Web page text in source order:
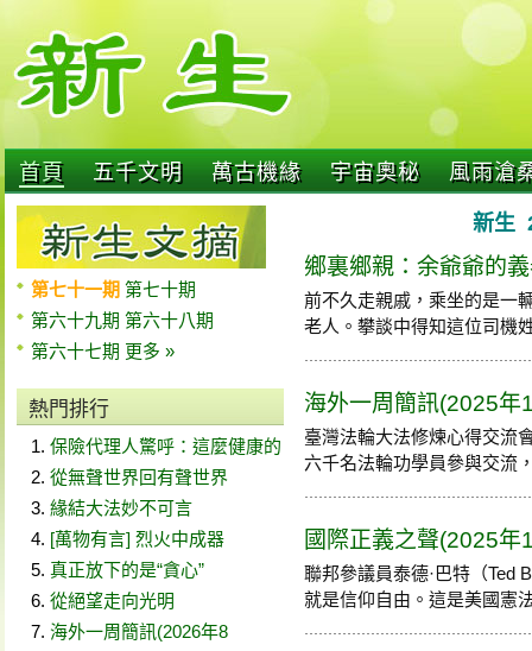
首頁 五千文明 萬古機緣 宇宙奧秘 風雨滄
第七十一期 第七十期
第六十九期 第六十八期
第六十七期 更多 »
熱門排行
保險代理人驚呼：這麼健康的
從無聲世界回有聲世界
緣結大法妙不可言
[萬物有言] 烈火中成器
真正放下的是“貪心”
從絕望走向光明
海外一周簡訊(2026年8
新生
鄉裏鄉親：余爺爺的
前不久走親戚，乘坐的是一
老人。攀談中得知這位司機
海外一周簡訊(2025年
臺灣法輪大法修煉心得交流
六千名法輪功學員參與交流
國際正義之聲(2025年
聯邦參議員泰德·巴特（Ted
就是信仰自由。這是美國憲